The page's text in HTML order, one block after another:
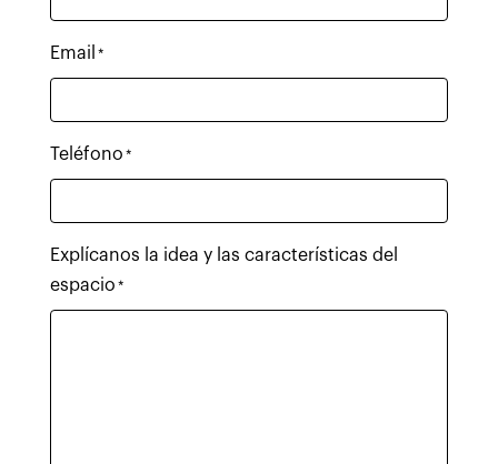
Email *
Teléfono *
Explícanos la idea y las características del
espacio *